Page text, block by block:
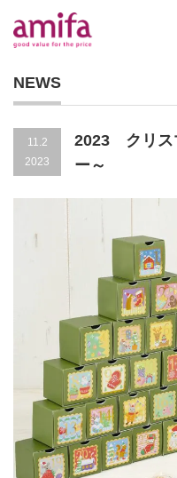
NEWS
11.2
2023
2023 クリス
ー～